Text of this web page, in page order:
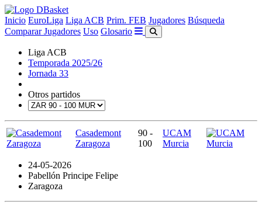
Inicio EuroLiga Liga ACB Prim. FEB Jugadores Búsqueda
Comparar Jugadores Uso Glosario
Liga ACB
Temporada 2025/26
Jornada 33
Otros partidos
Casademont
Zaragoza
90 -
100
UCAM
Murcia
24-05-2026
Pabellón Principe Felipe
Zaragoza